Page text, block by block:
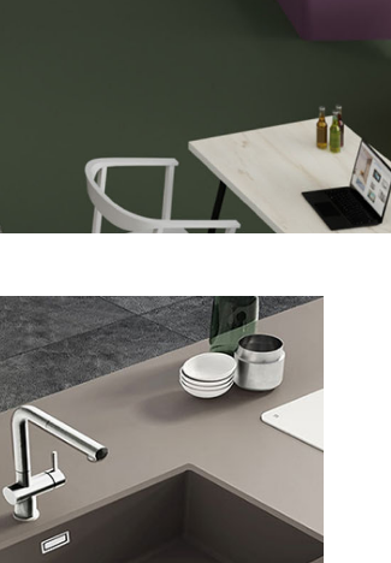
χωρίς ραφές,
λείανσης.
εύκολα να
μπορεί να
και επομένως
όπως: